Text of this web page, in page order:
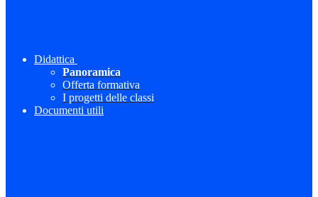
Didattica
Panoramica
Offerta formativa
I progetti delle classi
Documenti utili